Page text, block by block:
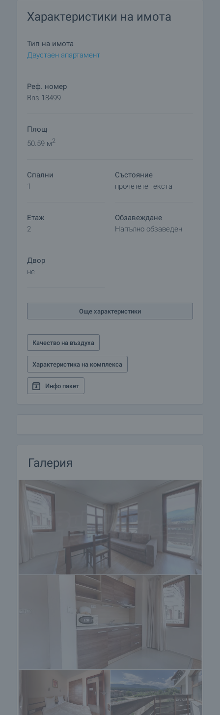
Характеристики на имота
Тип на имота
Двустаен апартамент
Реф. номер
Bns 18499
Площ
50.59 м2
Спални
1
Състояние
прочетете текста
Етаж
2
Обзавеждане
Напълно обзаведен
Двор
не
Още характеристики
Качество на въздуха
Характеристика на комплекса
Инфо пакет
Галерия